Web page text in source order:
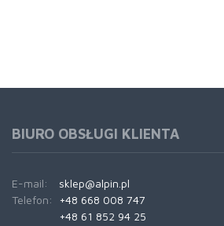
BIURO OBSŁUGI KLIENTA
E-mail:
sklep@alpin.pl
Telefon:
+48 668 008 747
+48 61 852 94 25